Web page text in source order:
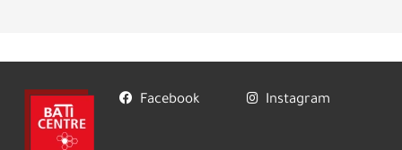
Facebook Instagram